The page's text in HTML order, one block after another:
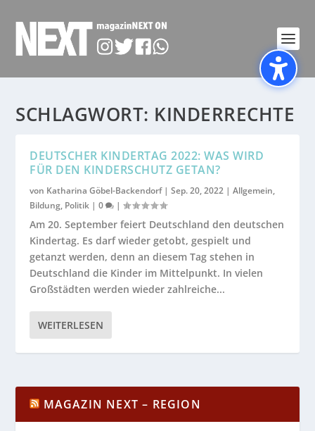
SCHLAGWORT: KINDERRECHTE
DEUTSCHER KINDERTAG 2022: WAS WIRD
FÜR DEN KINDERSCHUTZ GETAN?
von Katharina Göbel-Backendorf|Sep. 20, 2022 |Allgemein,
Bildung, Politik |0 |
Am 20. September feiert Deutschland den deutschen
Kindertag. Es darf wieder getobt, gespielt und
getanzt werden, denn an diesem Tag stehen in
Deutschland die Kinder im Mittelpunkt. In vielen
Großstädten werden wieder zahlreiche...
WEITERLESEN
MAGAZIN NEXT – REGION